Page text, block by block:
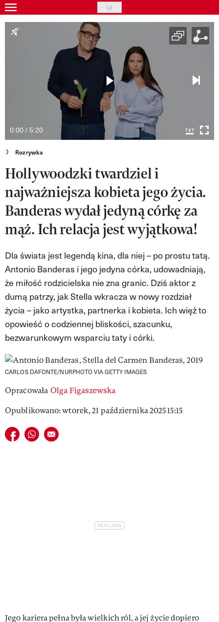
Skip
to
main
Wydarzenia
VIVA!MODA
VIVA!MAN
VIVA!PEOPLE POWER
VIVA!ITAKA
MAGAZYN VIVA!
0:00 / 5:20
Rozrywka
Hollywoodzki twardziel i
najważniejsza kobieta jego życia.
Banderas wydał jedyną córkę za
mąż. Ich relacja jest wyjątkowa!
Dla świata jest legendą kina, dla niej – po prostu tatą.
Antonio Banderas i jego jedyna córka, udowadniają,
że miłość rodzicielska nie zna granic. Dziś aktor z
dumą patrzy, jak Stella wkracza w nowy rozdział
życia – jako artystka, partnerka i kobieta. Ich więź to
opowieść o codziennej bliskości, szacunku,
bezwarunkowym wsparciu taty i córki.
CARLOS DAFONTE/NURPHOTO VIA GETTY IMAGES
Opracowała Olga Figaszewska
Opublikowano: wtorek, 21 października 2025 15:15
Udostępnij na facebook
Udostępnij na whatsapp
E-mail do przyjaciela
Jego kariera pełna była wielkich ról, a jej życie dopiero